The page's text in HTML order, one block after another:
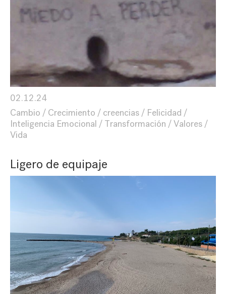
02.12.24
Cambio
Crecimiento creencias
Felicidad
Inteligencia Emocional
Transformación
Valores
Vida
Ligero de equipaje